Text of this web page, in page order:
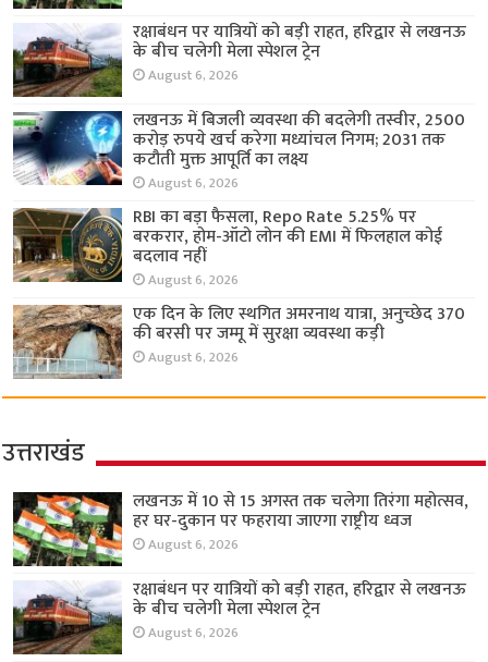
रक्षाबंधन पर यात्रियों को बड़ी राहत, हरिद्वार से लखनऊ
के बीच चलेगी मेला स्पेशल ट्रेन
August 6, 2026
लखनऊ में बिजली व्यवस्था की बदलेगी तस्वीर, 2500
करोड़ रुपये खर्च करेगा मध्यांचल निगम; 2031 तक
कटौती मुक्त आपूर्ति का लक्ष्य
August 6, 2026
RBI का बड़ा फैसला, Repo Rate 5.25% पर
बरकरार, होम-ऑटो लोन की EMI में फिलहाल कोई
बदलाव नहीं
August 6, 2026
एक दिन के लिए स्थगित अमरनाथ यात्रा, अनुच्छेद 370
की बरसी पर जम्मू में सुरक्षा व्यवस्था कड़ी
August 6, 2026
उत्तराखंड
लखनऊ में 10 से 15 अगस्त तक चलेगा तिरंगा महोत्सव,
हर घर-दुकान पर फहराया जाएगा राष्ट्रीय ध्वज
August 6, 2026
रक्षाबंधन पर यात्रियों को बड़ी राहत, हरिद्वार से लखनऊ
के बीच चलेगी मेला स्पेशल ट्रेन
August 6, 2026